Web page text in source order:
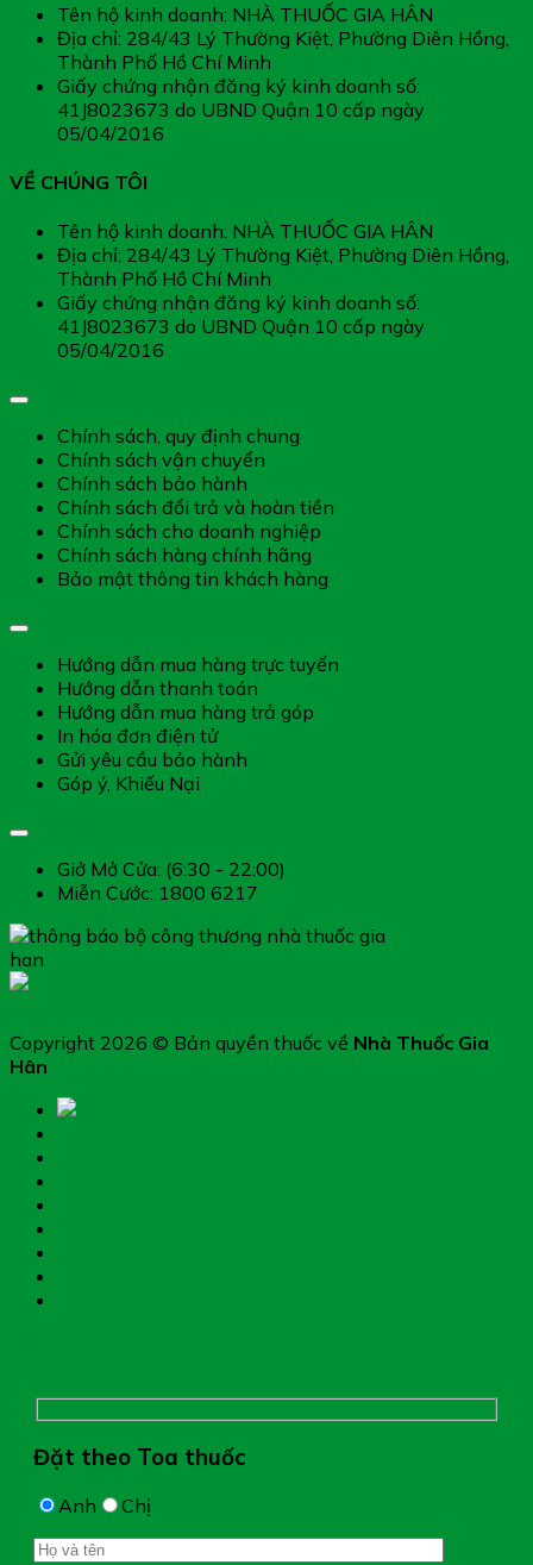
Tên hộ kinh doanh: NHÀ THUỐC GIA HÂN
Địa chỉ: 284/43 Lý Thường Kiệt, Phường Diên Hồng,
Thành Phố Hồ Chí Minh
Giấy chứng nhận đăng ký kinh doanh số:
41J8023673 do UBND Quận 10 cấp ngày
05/04/2016
VỀ CHÚNG TÔI
Tên hộ kinh doanh: NHÀ THUỐC GIA HÂN
Địa chỉ: 284/43 Lý Thường Kiệt, Phường Diên Hồng,
Thành Phố Hồ Chí Minh
Giấy chứng nhận đăng ký kinh doanh số:
41J8023673 do UBND Quận 10 cấp ngày
05/04/2016
Chính sách, quy định chung
Chính sách vận chuyển
Chính sách bảo hành
Chính sách đổi trả và hoàn tiền
Chính sách cho doanh nghiệp
Chính sách hàng chính hãng
Bảo mật thông tin khách hàng
Hướng dẫn mua hàng trực tuyến
Hướng dẫn thanh toán
Hướng dẫn mua hàng trả góp
In hóa đơn điện tử
Gửi yêu cầu bảo hành
Góp ý, Khiếu Nại
Giở Mở Cửa: (6:30 - 22:00)
Miễn Cước: 1800 6217
Copyright 2026 © Bản quyền thuốc về Nhà Thuốc Gia
Hân
Đặt theo Toa thuốc
Anh Chị